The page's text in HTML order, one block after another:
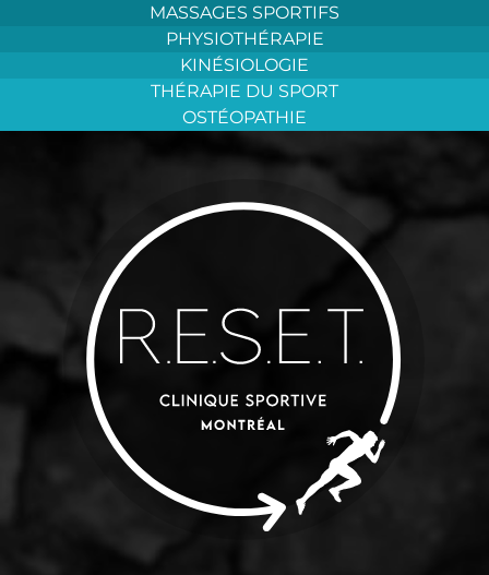
MASSAGES SPORTIFS
PHYSIOTHÉRAPIE
KINÉSIOLOGIE
THÉRAPIE DU SPORT
OSTÉOPATHIE